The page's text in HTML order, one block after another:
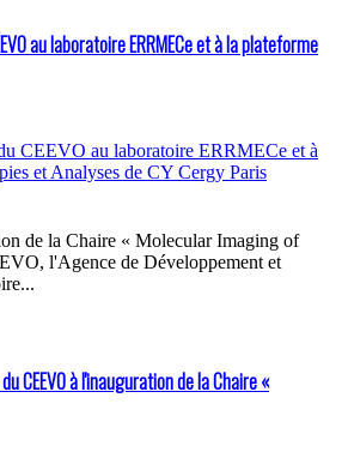
au laboratoire ERRMECe et à la plateforme
de la Chaire « Molecular Imaging of
l'Agence de Développement et
CEEVO à l'inauguration de la Chaire «